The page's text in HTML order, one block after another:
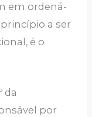
em ordená-
a ser
é o
da
por